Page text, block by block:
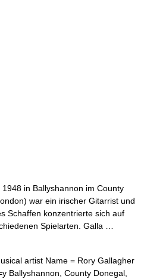
in Ballyshannon im County
war ein irischer Gitarrist und
Schaffen konzentrierte sich auf
Spielarten. Galla …
artist Name = Rory Gallagher
Ballyshannon, County Donegal,